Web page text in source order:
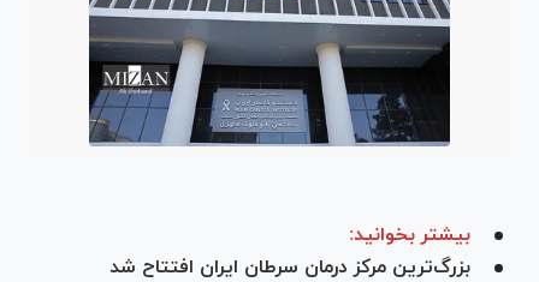
بیشتر بخوانید:
بزرگ‌ترین مرکز درمان سرطان ایران افتتاح شد